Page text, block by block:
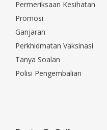
Permeriksaan Kesihatan
Promosi
Ganjaran
Perkhidmatan Vaksinasi
Tanya Soalan
Polisi Pengembalian